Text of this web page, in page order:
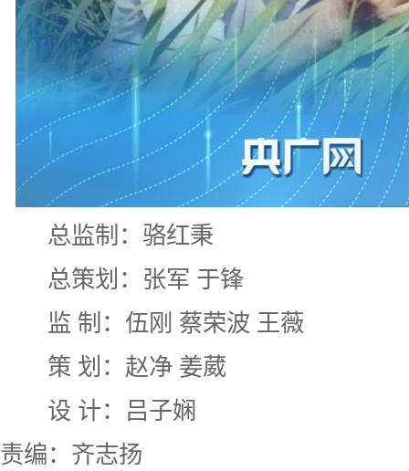
总监制：骆红秉
总策划：张军 于锋
监 制：伍刚 蔡荣波 王薇
策 划：赵净 姜葳
设 计：吕子娴
责编：齐志扬